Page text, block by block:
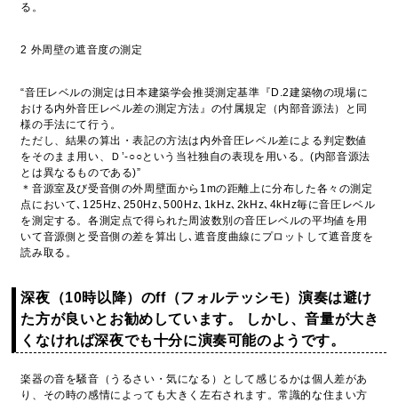
る。
2 外周壁の遮音度の測定
“音圧レベルの測定は日本建築学会推奨測定基準『D.2建築物の現場に
おける内外音圧レベル差の測定方法』の付属規定（内部音源法）と同
様の手法にて行う。
ただし、結果の算出・表記の方法は内外音圧レベル差による判定数値
をそのまま用い、Ｄ’-○○という当社独自の表現を用いる。(内部音源法
とは異なるものである)”
＊音源室及び受音側の外周壁面から1mの距離上に分布した各々の測定
点において､125Hz､250Hz､500Hz､1kHz､2kHz､4kHz毎に音圧レベル
を測定する。各測定点で得られた周波数別の音圧レベルの平均値を用
いて音源側と受音側の差を算出し､遮音度曲線にプロットして遮音度を
読み取る。
深夜（10時以降）のff（フォルテッシモ）演奏は避け
た方が良いとお勧めしています。 しかし、音量が大き
くなければ深夜でも十分に演奏可能のようです。
楽器の音を騒音（うるさい・気になる）として感じるかは個人差があ
り、その時の感情によっても大きく左右されます。常識的な住まい方